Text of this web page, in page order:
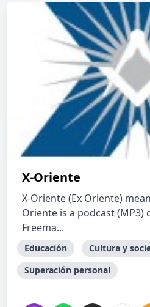
X-Oriente
X-Oriente (Ex Oriente)
Oriente is a podcast (MP3)
Freema...
Educación Cultura y
Superación personal